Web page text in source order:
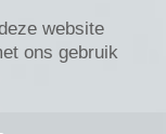
website
ons gebruik